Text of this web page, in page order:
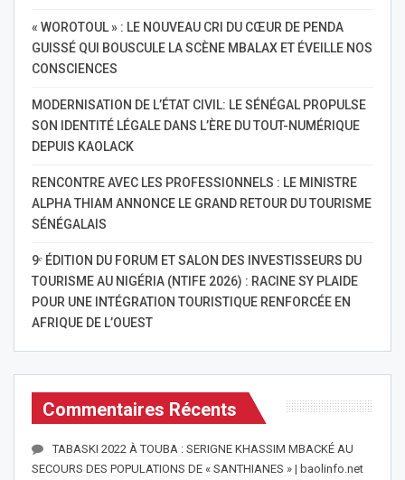
« WOROTOUL » : LE NOUVEAU CRI DU CŒUR DE PENDA
GUISSÉ QUI BOUSCULE LA SCÈNE MBALAX ET ÉVEILLE NOS
CONSCIENCES
MODERNISATION DE L’ÉTAT CIVIL: LE SÉNÉGAL PROPULSE
SON IDENTITÉ LÉGALE DANS L’ÈRE DU TOUT-NUMÉRIQUE
DEPUIS KAOLACK
RENCONTRE AVEC LES PROFESSIONNELS : LE MINISTRE
ALPHA THIAM ANNONCE LE GRAND RETOUR DU TOURISME
SÉNÉGALAIS
9ᵉ ÉDITION DU FORUM ET SALON DES INVESTISSEURS DU
TOURISME AU NIGÉRIA (NTIFE 2026) : RACINE SY PLAIDE
POUR UNE INTÉGRATION TOURISTIQUE RENFORCÉE EN
AFRIQUE DE L’OUEST
Commentaires Récents
TABASKI 2022 À TOUBA : SERIGNE KHASSIM MBACKÉ AU
SECOURS DES POPULATIONS DE « SANTHIANES » | baolinfo.net